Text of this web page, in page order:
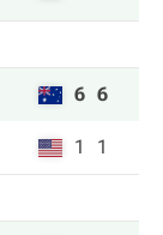
6 6
1 1